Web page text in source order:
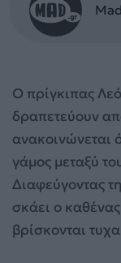
Ο πρίγκιπας
δραπετεύουν
ανακοινώνεται
γάμος μεταξύ
Διαφεύγοντας
σκάει ο
βρίσκονται